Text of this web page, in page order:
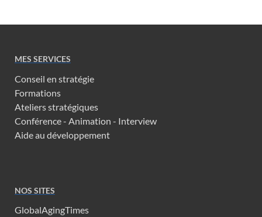
MES SERVICES
Conseil en stratégie
Formations
Ateliers stratégiques
Conférence - Animation - Interview
Aide au développement
NOS SITES
GlobalAgingTimes